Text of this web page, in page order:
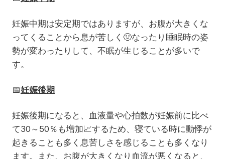
妊娠中期は安定期ではありますが、お腹が大きくな
ってくることから息が苦しく 🤢なったり睡眠時の姿
勢が変わったりして、不眠が生じることが多いで
す。
📅妊娠後期
妊娠後期になると、血液量や心拍数が妊娠前に比べ
て30～50％も増加📈するため、寝ている時に動悸が
起きることも多く息苦しさを感じることも多くなり
ます。また、お腹が大きくなり血流が悪くなると、